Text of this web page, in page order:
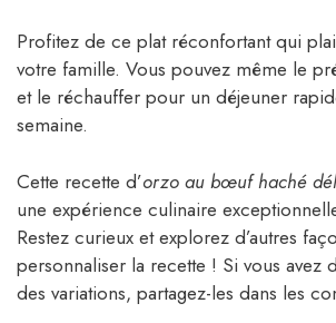
Profitez de ce plat réconfortant qui
votre famille. Vous pouvez même le
et le réchauffer pour un déjeuner
semaine.
Cette recette d’orzo au bœuf haché
une expérience culinaire
Restez curieux et explorez d’autres
personnaliser la recette ! Si vous avez
des variations, partagez-les dans les